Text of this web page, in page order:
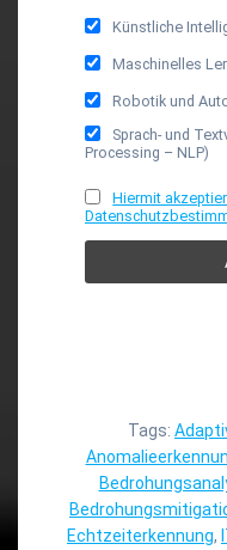
Künstliche
Maschinelles
Robotik und
Sprach- und
Processing – NLP)
Hiermit
Tags:
Echtzeiterkennung,